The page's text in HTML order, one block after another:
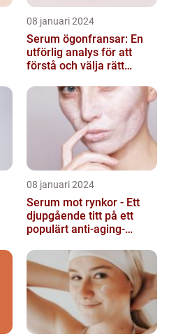
08 januari 2024
Serum ögonfransar: En
utförlig analys för att
förstå och välja rätt
08 januari 2024
Serum mot rynkor - Ett
djupgående titt på ett
populärt anti-aging-
hudens åld...